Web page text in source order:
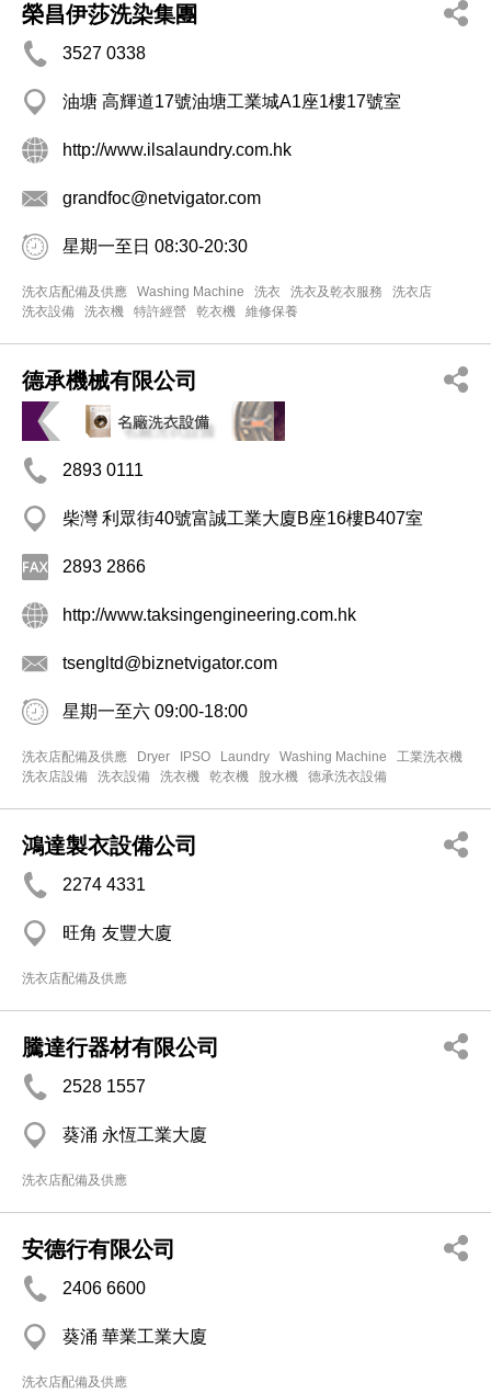
榮昌伊莎洗染集團
3527 0338
油塘 高輝道17號油塘工業城A1座1樓17號室
http://www.ilsalaundry.com.hk
grandfoc@netvigator.com
星期一至日 08:30-20:30
洗衣店配備及供應 Washing Machine 洗衣 洗衣及乾衣服務
洗衣店
洗衣設備
洗衣機 特許經營 乾衣機 維修保養
德承機械有限公司
2893 0111
柴灣 利眾街40號富誠工業大廈B座16樓B407室
2893 2866
http://www.taksingengineering.com.hk
tsengltd@biznetvigator.com
星期一至六 09:00-18:00
洗衣店配備及供應 Dryer IPSO Laundry Washing Machine
工業洗衣機
洗衣店設備
洗衣設備 洗衣機 乾衣機 脫水機 德承洗衣設備
鴻達製衣設備公司
2274 4331
旺角 友豐大廈
洗衣店配備及供應
騰達行器材有限公司
2528 1557
葵涌 永恆工業大廈
洗衣店配備及供應
安德行有限公司
2406 6600
葵涌 華業工業大廈
洗衣店配備及供應